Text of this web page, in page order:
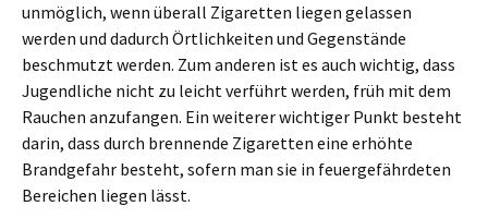
unmöglich, wenn überall Zigaretten liegen gelassen
werden und dadurch Örtlichkeiten und Gegenstände
beschmutzt werden. Zum anderen ist es auch wichtig, dass
Jugendliche nicht zu leicht verführt werden, früh mit dem
Rauchen anzufangen. Ein weiterer wichtiger Punkt besteht
darin, dass durch brennende Zigaretten eine erhöhte
Brandgefahr besteht, sofern man sie in feuergefährdeten
Bereichen liegen lässt.